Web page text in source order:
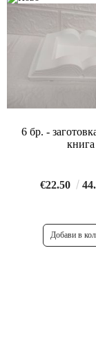
6 бр. -
книга
€22.50